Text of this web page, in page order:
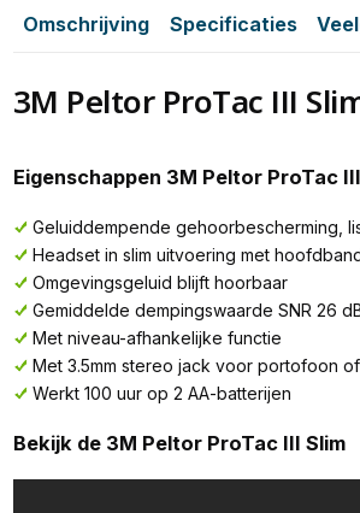
Omschrijving Specificaties
3M Peltor ProTac III
Eigenschappen 3M Peltor ProTac
Geluiddempende gehoorbescherming,
Headset in slim uitvoering met
Omgevingsgeluid blijft hoorbaar
Gemiddelde dempingswaarde SNR 26
Met niveau-afhankelijke functie
Met 3.5mm stereo jack voor portofoon
Werkt 100 uur op 2 AA-batterijen
Bekijk de 3M Peltor ProTac III Slim